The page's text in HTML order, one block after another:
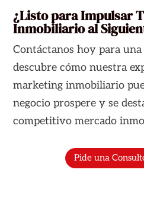
¿Listo para Impulsar
Inmobiliario al
Contáctanos hoy para
descubre cómo nuestra
marketing inmobiliario
negocio prospere y se
competitivo mercado
Pide una